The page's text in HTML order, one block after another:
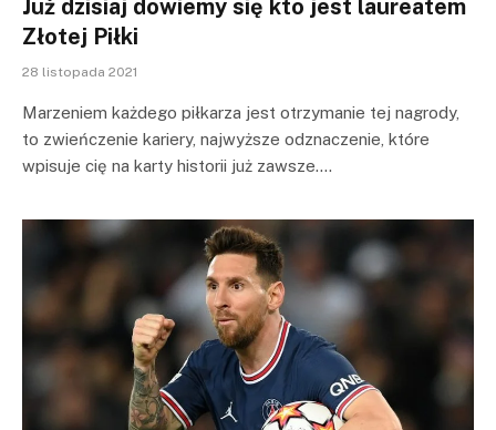
Już dzisiaj dowiemy się kto jest laureatem
Złotej Piłki
28 listopada 2021
Marzeniem każdego piłkarza jest otrzymanie tej nagrody,
to zwieńczenie kariery, najwyższe odznaczenie, które
wpisuje cię na karty historii już zawsze.…